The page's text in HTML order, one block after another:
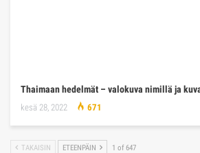
Thaimaan hedelmät – valokuva nimillä ja
kesä 28, 2022 671
TAKAISIN ETEENPÄIN 1 of 647